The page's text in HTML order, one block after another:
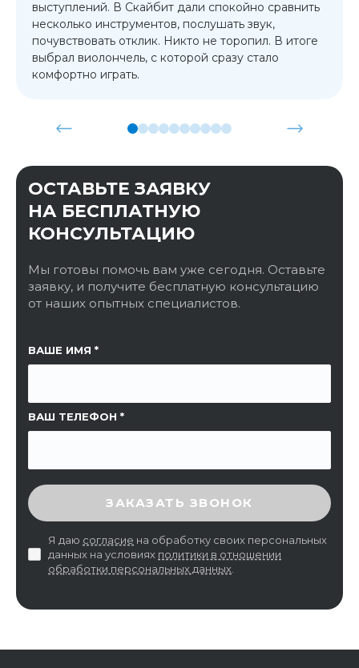
выступлений. В Скайбит дали спокойно сравнить
несколько инструментов, послушать звук,
почувствовать отклик. Никто не торопил. В итоге
выбрал виолончель, с которой сразу стало
комфортно играть.
ОСТАВЬТЕ ЗАЯВКУ
НА БЕСПЛАТНУЮ
КОНСУЛЬТАЦИЮ
Мы готовы помочь вам уже сегодня. Оставьте
заявку, и получите бесплатную консультацию
от наших опытных специалистов.
ВАШЕ ИМЯ
ВАШ ТЕЛЕФОН
ССЫЛКА НА СТРАНИЦУ
ВВЕДИТЕ ПРОВЕРОЧНЫЙ КОД
ЗАКАЗАТЬ ЗВОНОК
Я даю согласие на обработку своих персональных
данных на условиях политики в отношении
обработки персональных данных